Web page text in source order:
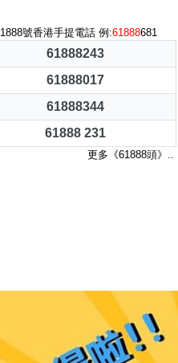
號香港手提電話 例:61888681
61888243
61888017
61888344
61888 231
更多《61888頭》..